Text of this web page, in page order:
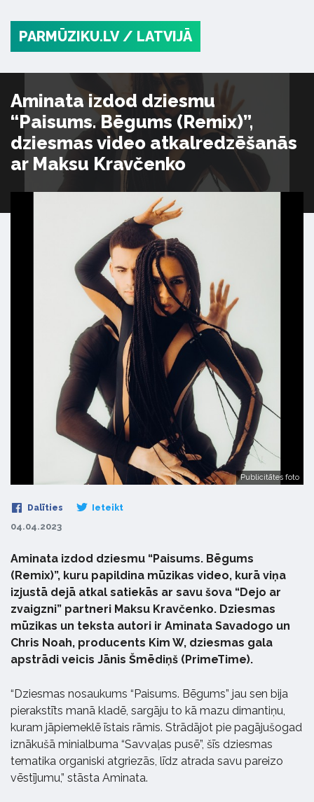
PARMŪZIKU.LV / LATVIJĀ
Aminata izdod dziesmu
“Paisums. Bēgums (Remix)”,
dziesmas video atkalredzēšanās
ar Maksu Kravčenko
Publicitātes foto
Dalīties Ieteikt
04.04.2023
Aminata izdod dziesmu “Paisums. Bēgums
(Remix)”, kuru papildina mūzikas video, kurā viņa
izjustā dejā atkal satiekās ar savu šova “Dejo ar
zvaigzni” partneri Maksu Kravčenko. Dziesmas
mūzikas un teksta autori ir Aminata Savadogo un
Chris Noah, producents Kim W, dziesmas gala
apstrādi veicis Jānis Šmēdiņš (PrimeTime).
“Dziesmas nosaukums “Paisums. Bēgums” jau sen bija
pierakstīts manā kladē, sargāju to kā mazu dimantiņu,
kuram jāpiemeklē īstais rāmis. Strādājot pie pagājušogad
iznākušā minialbuma “Savvaļas pusē”, šīs dziesmas
tematika organiski atgriezās, līdz atrada savu pareizo
vēstījumu,” stāsta Aminata.